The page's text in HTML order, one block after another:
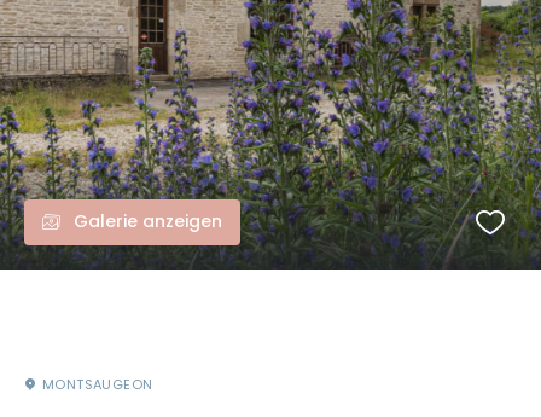
Galerie anzeigen
MONTSAUGEON